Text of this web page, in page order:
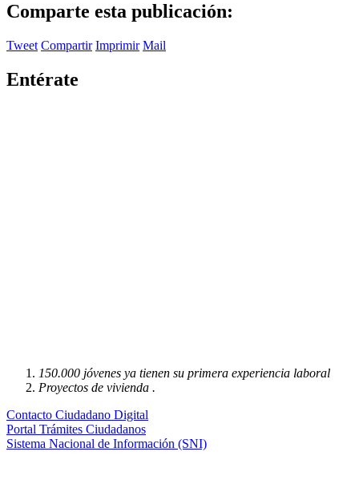
Comparte esta publicación:
Tweet Compartir Imprimir Mail
Entérate
150.000 jóvenes ya tienen su primera experiencia laboral
Proyectos de vivienda .
Contacto Ciudadano Digital
Portal Trámites Ciudadanos
Sistema Nacional de Información (SNI)